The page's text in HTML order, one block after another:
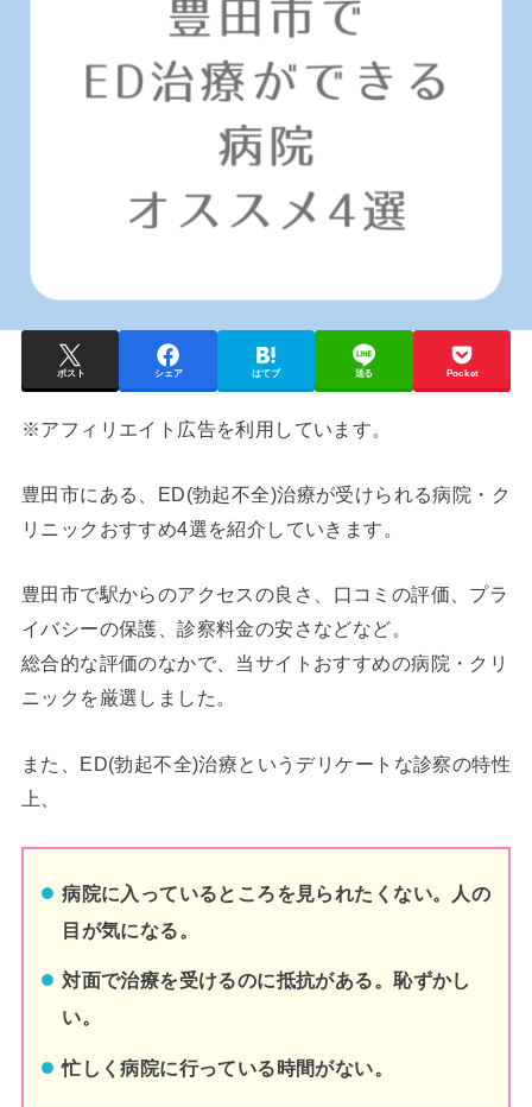
ポスト シェア はてブ 送る Pocket
※アフィリエイト広告を利用しています。
豊田市にある、ED(勃起不全)治療が受けられる病院・ク
リニックおすすめ4選を紹介していきます。
豊田市で駅からのアクセスの良さ、口コミの評価、プラ
イバシーの保護、診察料金の安さなどなど。
総合的な評価のなかで、当サイトおすすめの病院・クリ
ニックを厳選しました。
また、ED(勃起不全)治療というデリケートな診察の特性
上、
病院に入っているところを見られたくない。人の
目が気になる。
対面で治療を受けるのに抵抗がある。恥ずかし
い。
忙しく病院に行っている時間がない。